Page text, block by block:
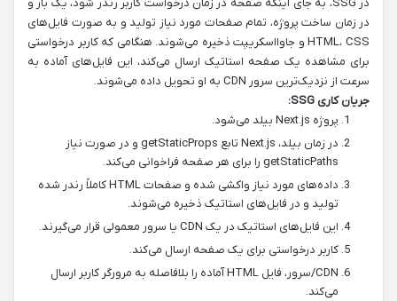
در SSG، به جای اینکه صفحه در زمان درخواست کاربر رندر شود، یک بار و
در زمان ساخت پروژه، تمام صفحات مورد نیاز تولید و به صورت فایل‌های
HTML، CSS و جاوااسکریپت ذخیره می‌شوند. هنگامی که کاربر درخواستی
برای مشاهده یک صفحه استاتیک ارسال می‌کند، این فایل‌های آماده به
سرعت از نزدیک‌ترین سرور CDN به او تحویل داده می‌شوند.
جریان کاری SSG:
پروژه Next.js بیلد می‌شود.
در زمان بیلد، Next.js تابع getStaticProps و در صورت نیاز
getStaticPaths را برای هر صفحه فراخوانی می‌کند.
داده‌های مورد نیاز واکشی شده و صفحات HTML کاملاً رندر شده
تولید و در فایل‌های استاتیک ذخیره می‌شوند.
این فایل‌های استاتیک در یک CDN یا سرور معمولی قرار می‌گیرند.
کاربر درخواستی برای یک صفحه ارسال می‌کند.
CDN/سرور، فایل HTML آماده را بلافاصله به مرورگر کاربر ارسال
می‌کند.